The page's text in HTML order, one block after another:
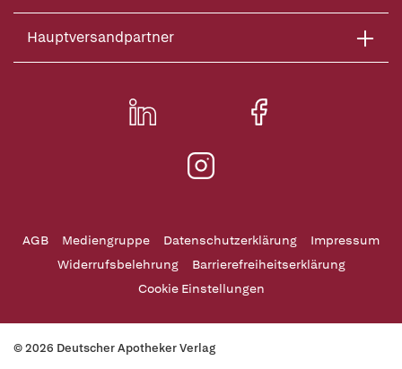
Hauptversandpartner
AGB Mediengruppe Datenschutzerklärung
Impressum
Widerrufsbelehrung
Barrierefreiheitserklärung
Cookie Einstellungen
© 2026 Deutscher Apotheker Verlag